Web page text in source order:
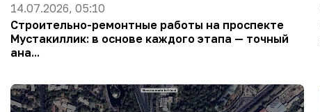
14.07.2026, 05:10
Строительно-ремонтные работы на проспекте
Мустакиллик: в основе каждого этапа — точный
ана...